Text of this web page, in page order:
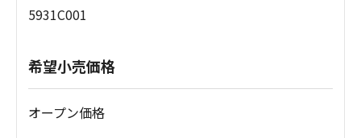
5931C001
希望小売価格
オープン価格